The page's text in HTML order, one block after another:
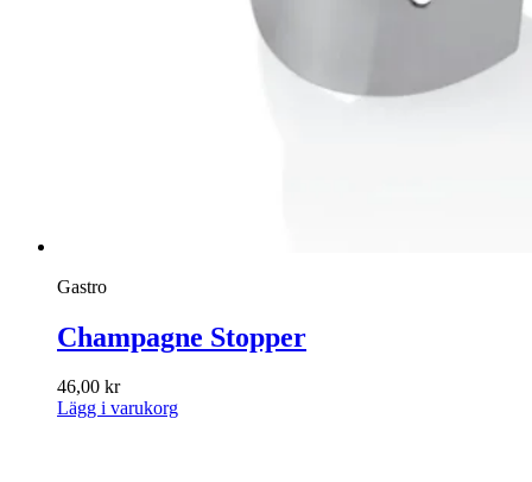
Gastro
Champagne Stopper
46,00 kr
Lägg i varukorg